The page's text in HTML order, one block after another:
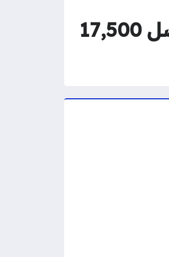
وظائف المنظمة الدولية للهجرة في قطر برواتب تصل 17,500